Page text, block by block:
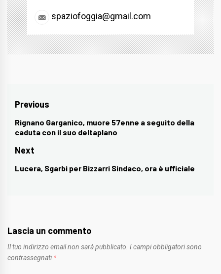
spaziofoggia@gmail.com
Navigazione
articoli
Previous
Previous
post:
Rignano Garganico, muore 57enne a seguito della
caduta con il suo deltaplano
Next
Next
Lucera, Sgarbi per Bizzarri Sindaco, ora è ufficiale
Lascia un commento
Il tuo indirizzo email non sarà pubblicato. I campi obbligatori sono
contrassegnati *